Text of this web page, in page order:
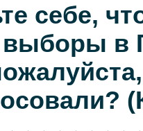
себе,
выборы в